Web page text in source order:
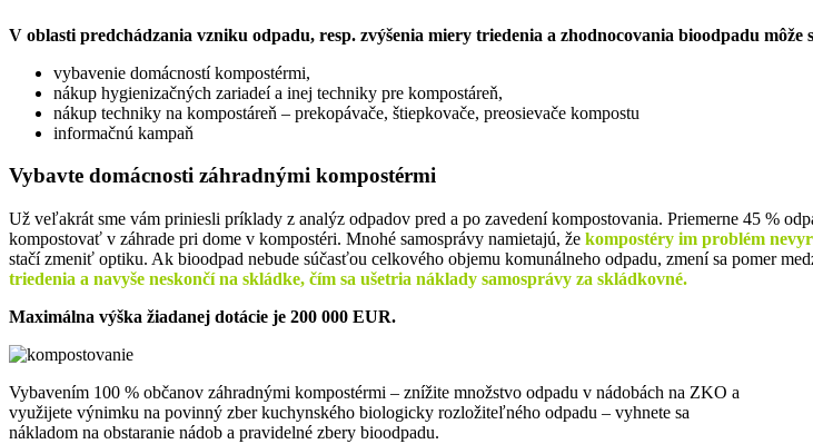
V oblasti predchádzania vzniku odpadu, resp. zvýšenia miery triedenia a zhodnocovania bioodpadu
vybavenie domácností kompostérmi,
nákup hygienizačných zariadeí a inej techniky pre kompostáreň,
nákup techniky na kompostáreň – prekopávače, štiepkovače, preosievače kompostu
informačnú kampaň
Vybavte domácnosti záhradnými kompostérmi
Už veľakrát sme vám priniesli príklady z analýz odpadov pred a po zavedení kompostovania. Priemerne 45 %
kompostovať v záhrade pri dome v kompostéri. Mnohé samosprávy namietajú, že kompostéry im problém
stačí zmeniť optiku. Ak bioodpad nebude súčasťou celkového objemu komunálneho odpadu, zmení sa pomer
triedenia a navyše neskončí na skládke, čím sa ušetria náklady samosprávy za skládkovné.
Maximálna výška žiadanej dotácie je 200 000 EUR.
Vybavením 100 % občanov záhradnými kompostérmi – znížite množstvo odpadu v nádobách na ZKO a
využijete výnimku na povinný zber kuchynského biologicky rozložiteľného odpadu – vyhnete sa
nákladom na obstaranie nádob a pravidelné zbery bioodpadu.